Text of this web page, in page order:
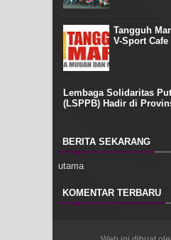
Tangguh
V-Sport Cafe
Lembaga Solidaritas
(LSPPB) Hadir di
BERITA SEKARANG
utama
KOMENTAR TERBARU